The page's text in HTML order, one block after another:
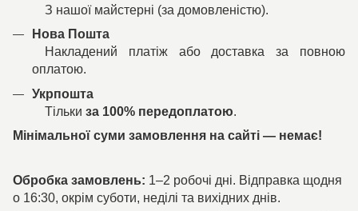
З нашої майстерні (за домовленістю).
Нова Пошта
Накладений платіж або доставка за повною
оплатою.
Укрпошта
Тільки за 100% передоплатою.
Мінімальної суми замовлення на сайті — немає!
Обробка замовлень: 1–2 робочі дні. Відправка щодня
о 16:30, окрім суботи, неділі та вихідних днів.